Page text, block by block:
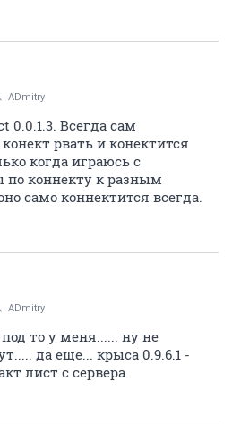
ADmitry
0.0.1.3. Всегда сам
рвать и конектится
когда играюсь с
коннекту к разным
само коннектится всегда.
ADmitry
то у меня...... ну не
да еще... крыса 0.9.6.1 -
лист с сервера